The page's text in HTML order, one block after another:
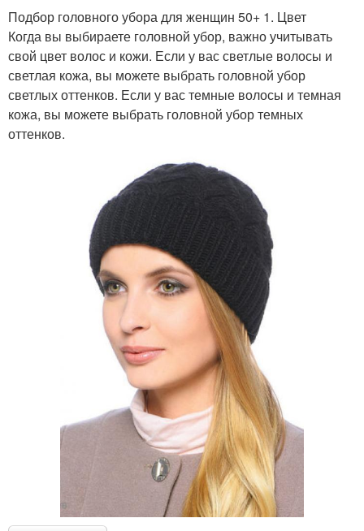
Подбор головного убора для женщин 50+ 1. Цвет
Когда вы выбираете головной убор, важно учитывать
свой цвет волос и кожи. Если у вас светлые волосы и
светлая кожа, вы можете выбрать головной убор
светлых оттенков. Если у вас темные волосы и темная
кожа, вы можете выбрать головной убор темных
оттенков.